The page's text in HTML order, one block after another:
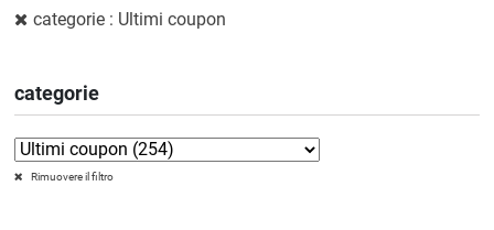
categorie : Ultimi coupon
categorie
Rimuovere il filtro